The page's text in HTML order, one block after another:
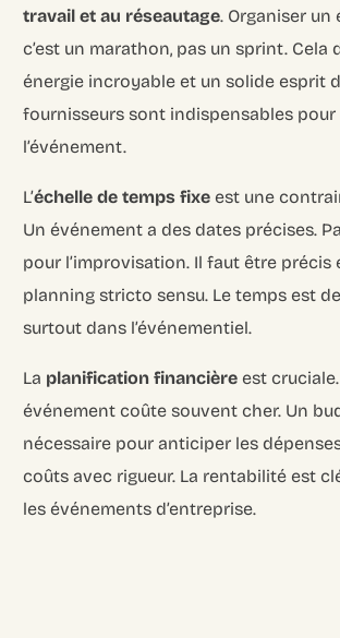
travail et au réseautage. Organiser un
c’est un marathon, pas un sprint. Cela
énergie incroyable et un solide esprit
fournisseurs sont indispensables pour
l’événement.
L’échelle de temps fixe est une
Un événement a des dates précises.
pour l’improvisation. Il faut être précis
planning stricto sensu. Le temps est de
surtout dans l’événementiel.
La planification financière est
événement coûte souvent cher. Un
nécessaire pour anticiper les
coûts avec rigueur. La rentabilité est
les événements d’entreprise.